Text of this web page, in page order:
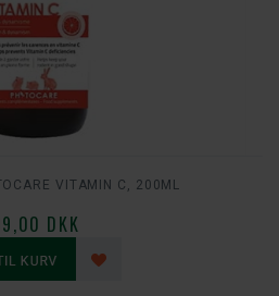
VITAMIN C, 200ML
DKK